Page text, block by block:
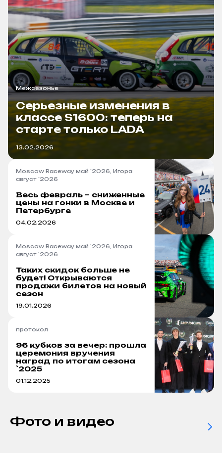
Межсезонье
Серьезные изменения в
классе S1600: теперь на
старте только LADA
13.02.2026
Moscow Raceway май `2026, Игора
август `2026
Весь февраль – сниженные
цены на гонки в Москве и
Петербурге
04.02.2026
Moscow Raceway май `2026, Игора
август `2026
Таких скидок больше не
будет! Открываются
продажи билетов на новый
сезон
19.01.2026
протокол
96 кубков за вечер: прошла
церемония вручения
наград по итогам сезона
`2025
01.12.2025
Фото и видео